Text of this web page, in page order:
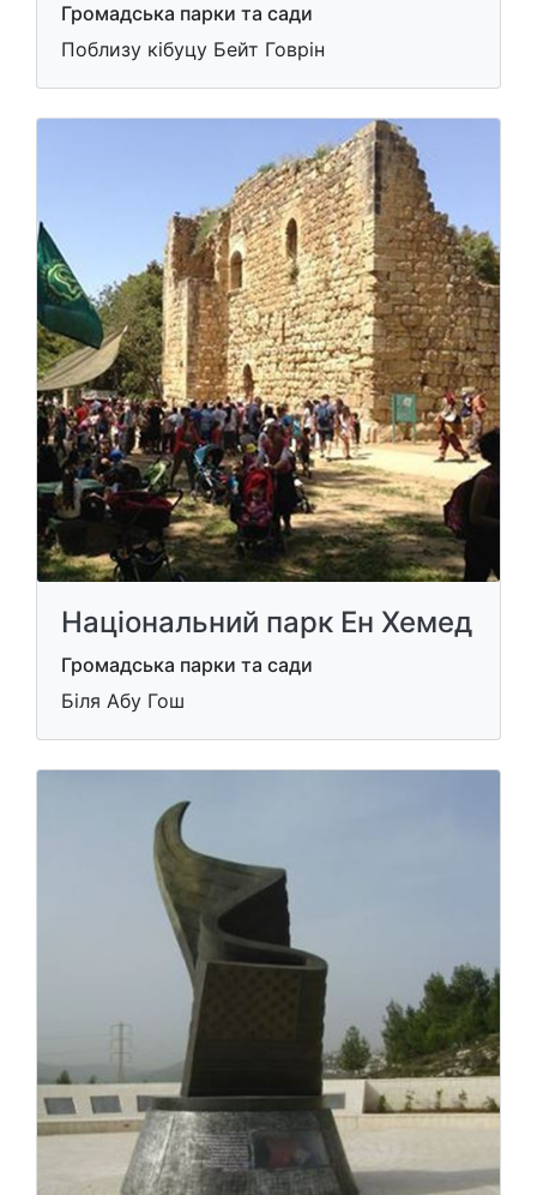
Громадська парки та сади
Поблизу кібуцу Бейт Говрін
Національний парк Ен Хемед
Громадська парки та сади
Біля Абу Гош